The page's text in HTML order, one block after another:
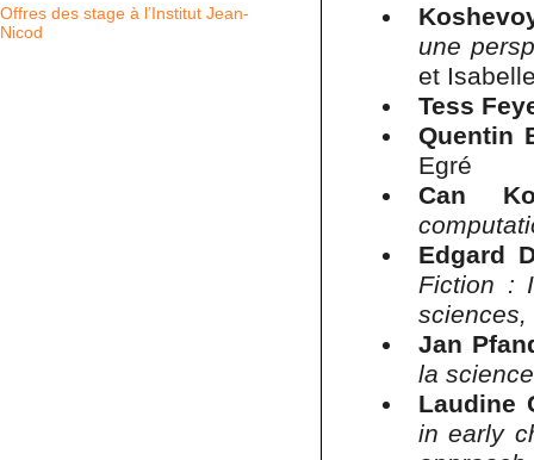
une
et
Tess
Quentin
Egré
Can
Edgard
Fiction :
sciences,
Jan
la science
Laudine
in early
Offres des stage à l’Institut Jean-
Nicod